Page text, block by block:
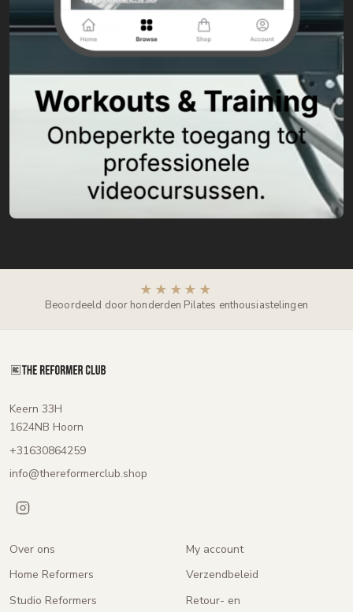
★★★★★
Beoordeeld door honderden Pilates enthousiastelingen
Keern 33H
1624NB Hoorn
+31630864259
info@thereformerclub.shop
Over ons
Home Reformers
Studio Reformers
My account
Verzendbeleid
Retour- en